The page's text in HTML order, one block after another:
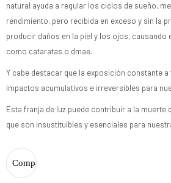
natural ayuda a regular los ciclos de sueño,
rendimiento, pero recibida en exceso y sin la
producir daños en la piel y los ojos, causando
como cataratas o dmae.
Y cabe destacar que la exposición constante
impactos acumulativos e irreversibles para
Esta franja de luz puede contribuir a la muerte
que son insustituibles y esenciales para